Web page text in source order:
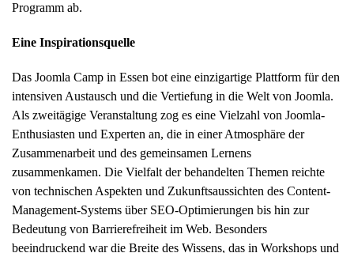
Programm ab.
Eine Inspirationsquelle
Das Joomla Camp in Essen bot eine einzigartige Plattform für den
intensiven Austausch und die Vertiefung in die Welt von Joomla.
Als zweitägige Veranstaltung zog es eine Vielzahl von Joomla-
Enthusiasten und Experten an, die in einer Atmosphäre der
Zusammenarbeit und des gemeinsamen Lernens
zusammenkamen. Die Vielfalt der behandelten Themen reichte
von technischen Aspekten und Zukunftsaussichten des Content-
Management-Systems über SEO-Optimierungen bis hin zur
Bedeutung von Barrierefreiheit im Web. Besonders
beeindruckend war die Breite des Wissens, das in Workshops und